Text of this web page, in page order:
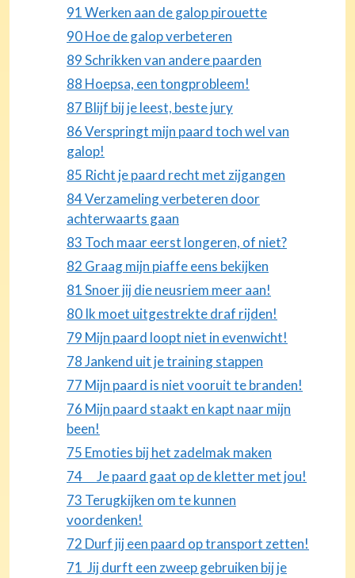
91 Werken aan de galop pirouette
90 Hoe de galop verbeteren
89 Schrikken van andere paarden
88 Hoepsa, een tongprobleem!
87 Blijf bij je leest, beste jury
86 Verspringt mijn paard toch wel van
galop!
85 Richt je paard recht met zijgangen
84 Verzameling verbeteren door
achterwaarts gaan
83 Toch maar eerst longeren, of niet?
82 Graag mijn piaffe eens bekijken
81 Snoer jij die neusriem meer aan!
80 Ik moet uitgestrekte draf rijden!
79 Mijn paard loopt niet in evenwicht!
78 Jankend uit je training stappen
77 Mijn paard is niet vooruit te branden!
76 Mijn paard staakt en kapt naar mijn
been!
75 Emoties bij het zadelmak maken
74 Je paard gaat op de kletter met jou!
73 Terugkijken om te kunnen
voordenken!
72 Durf jij een paard op transport zetten!
71 Jij durft een zweep gebruiken bij je